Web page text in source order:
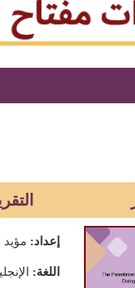
إعداد: مؤيد
اللغة: